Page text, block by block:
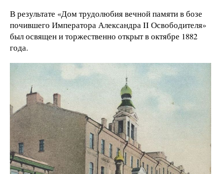
В результате «Дом трудолюбия вечной памяти в бозе
почившего Императора Александра II Освободителя»
был освящен и торжественно открыт в октябре 1882
года.